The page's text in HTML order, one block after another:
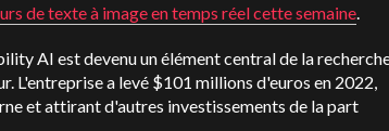
de texte à image en temps réel cette semaine.
AI est devenu un élément central de la
L'entreprise a levé $101 millions d'euros en 2022,
et attirant d'autres investissements de la part